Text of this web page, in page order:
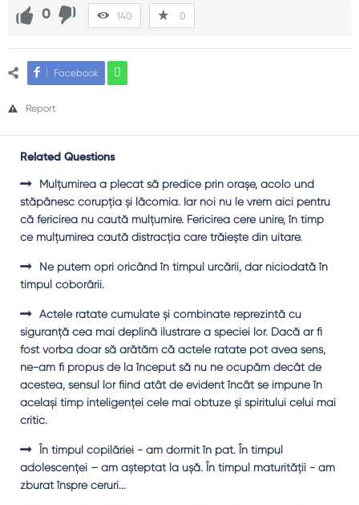
0 140 0
Facebook
Report
Related Questions
Mulţumirea a plecat să predice prin oraşe, acolo und
stăpânesc corupţia şi lăcomia. Iar noi nu le vrem aici pentru
că fericirea nu caută mulţumire. Fericirea cere unire, în timp
ce mulţumirea caută distracţia care trăieşte din uitare.
Ne putem opri oricând în timpul urcării, dar niciodată în
timpul coborârii.
Actele ratate cumulate şi combinate reprezintă cu
siguranţă cea mai deplină ilustrare a speciei lor. Dacă ar fi
fost vorba doar să arătăm că actele ratate pot avea sens,
ne-am fi propus de la început să nu ne ocupăm decât de
acestea, sensul lor fiind atât de evident încât se impune în
acelaşi timp inteligenţei cele mai obtuze şi spiritului celui mai
critic.
În timpul copilăriei - am dormit în pat. În timpul
adolescenţei – am aşteptat la uşă. În timpul maturităţii - am
zburat înspre ceruri...